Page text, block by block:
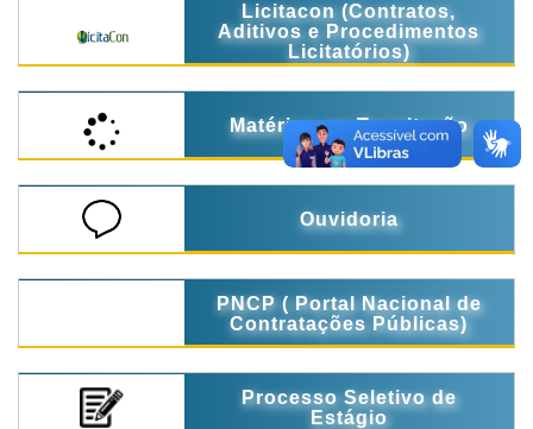
Licitacon (Contratos,
Aditivos e Procedimentos
Licitatórios)
Matérias em Tramitação
Ouvidoria
PNCP ( Portal Nacional de
Contratações Públicas)
Processo Seletivo de
Estágio